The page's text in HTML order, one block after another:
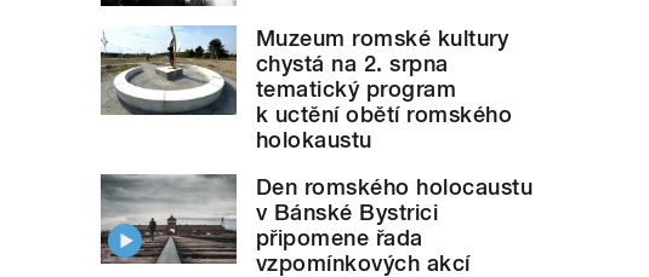
Muzeum romské kultury
chystá na 2. srpna
tematický program
k uctění obětí romského
holokaustu
Den romského holocaustu
v Bánské Bystrici
připomene řada
vzpomínkových akcí